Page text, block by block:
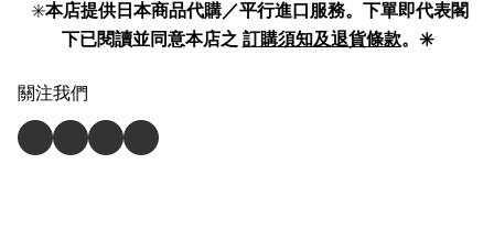
✳️本店提供日本商品代購／平行進口服務。下單即代表閣
下已閱讀並同意本店之 訂購須知及退貨條款。✳️
關注我們